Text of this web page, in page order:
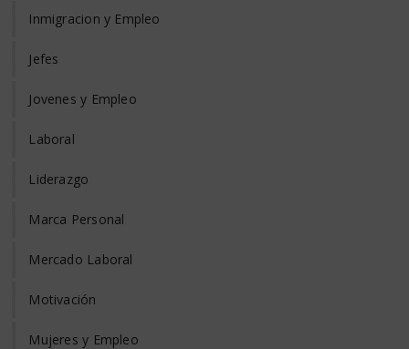
Inmigracion y Empleo
Jefes
Jovenes y Empleo
Laboral
Liderazgo
Marca Personal
Mercado Laboral
Motivación
Mujeres y Empleo